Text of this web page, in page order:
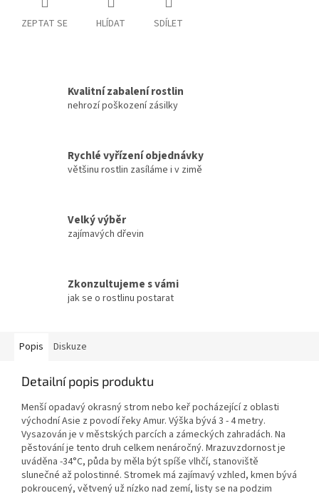
ZEPTAT SE HLÍDAT SDÍLET
Kvalitní zabalení rostlin
nehrozí poškození zásilky
Rychlé vyřízení objednávky
většinu rostlin zasíláme i v zimě
Velký výběr
zajímavých dřevin
Zkonzultujeme s vámi
jak se o rostlinu postarat
Popis Diskuze
Detailní popis produktu
Menší opadavý okrasný strom nebo keř pocházející z oblasti
východní Asie z povodí řeky Amur. Výška bývá 3 - 4 metry.
Vysazován je v městských parcích a zámeckých zahradách. Na
pěstování je tento druh celkem nenáročný. Mrazuvzdornost je
uváděna -34°C, půda by měla být spíše vlhčí, stanoviště
slunečné až polostinné. Stromek má zajímavý vzhled, kmen bývá
pokroucený, větvený už nízko nad zemí, listy se na podzim